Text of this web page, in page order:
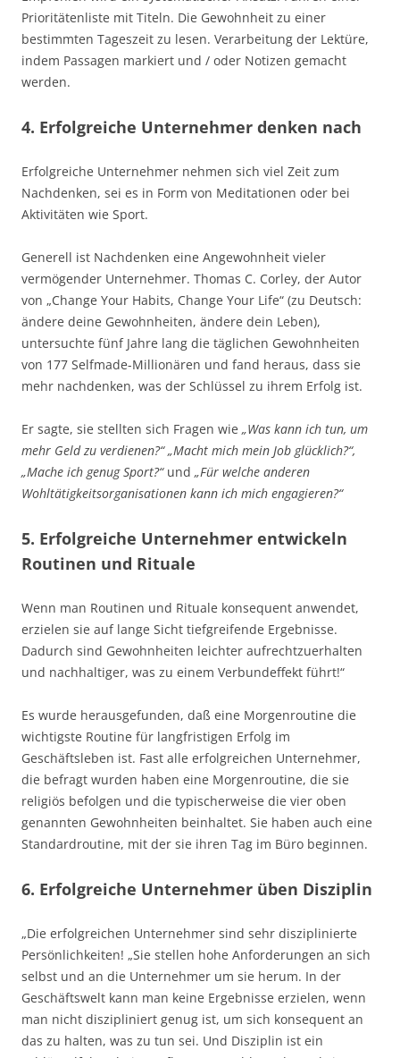
Prioritätenliste mit Titeln. Die Gewohnheit zu einer
bestimmten Tageszeit zu lesen. Verarbeitung der Lektüre,
indem Passagen markiert und / oder Notizen gemacht
werden.
4. Erfolgreiche Unternehmer denken nach
Erfolgreiche Unternehmer nehmen sich viel Zeit zum
Nachdenken, sei es in Form von Meditationen oder bei
Aktivitäten wie Sport.
Generell ist Nachdenken eine Angewohnheit vieler
vermögender Unternehmer. Thomas C. Corley, der Autor
von „Change Your Habits, Change Your Life“ (zu Deutsch:
ändere deine Gewohnheiten, ändere dein Leben),
untersuchte fünf Jahre lang die täglichen Gewohnheiten
von 177 Selfmade-Millionären und fand heraus, dass sie
mehr nachdenken, was der Schlüssel zu ihrem Erfolg ist.
Er sagte, sie stellten sich Fragen wie „Was kann ich tun, um
mehr Geld zu verdienen?“ „Macht mich mein Job glücklich?“,
„Mache ich genug Sport?“und „Für welche anderen
Wohltätigkeitsorganisationen kann ich mich engagieren?“
5. Erfolgreiche Unternehmer entwickeln
Routinen und Rituale
Wenn man Routinen und Rituale konsequent anwendet,
erzielen sie auf lange Sicht tiefgreifende Ergebnisse.
Dadurch sind Gewohnheiten leichter aufrechtzuerhalten
und nachhaltiger, was zu einem Verbundeffekt führt!“
Es wurde herausgefunden, daß eine Morgenroutine die
wichtigste Routine für langfristigen Erfolg im
Geschäftsleben ist. Fast alle erfolgreichen Unternehmer,
die befragt wurden haben eine Morgenroutine, die sie
religiös befolgen und die typischerweise die vier oben
genannten Gewohnheiten beinhaltet. Sie haben auch eine
Standardroutine, mit der sie ihren Tag im Büro beginnen.
6. Erfolgreiche Unternehmer üben Disziplin
„Die erfolgreichen Unternehmer sind sehr disziplinierte
Persönlichkeiten! „Sie stellen hohe Anforderungen an sich
selbst und an die Unternehmer um sie herum. In der
Geschäftswelt kann man keine Ergebnisse erzielen, wenn
man nicht diszipliniert genug ist, um sich konsequent an
das zu halten, was zu tun sei. Und Disziplin ist ein